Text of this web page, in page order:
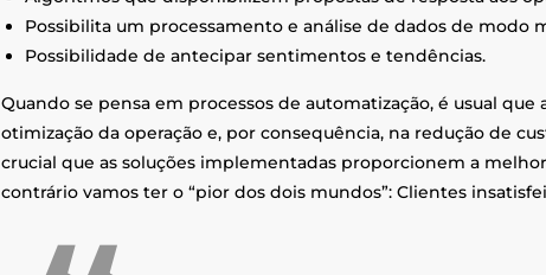
Possibilita um processamento e análise de dados de modo
Possibilidade de antecipar sentimentos e tendências.
Quando se pensa em processos de automatização, é usual que
otimização da operação e, por consequência, na redução de
crucial que as soluções implementadas proporcionem a
contrário vamos ter o “pior dos dois mundos”: Clientes